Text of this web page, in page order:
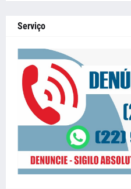
Serviço